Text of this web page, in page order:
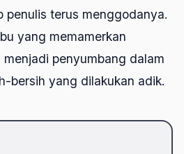
penulis terus menggodanya.
yang memamerkan
penyumbang dalam
bersih yang dilakukan adik.